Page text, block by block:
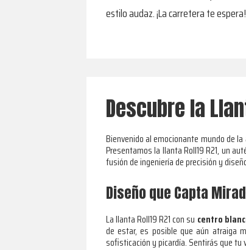
estilo audaz. ¡La carretera te espera!
Descubre la
Bienvenido al emocionante mundo de
Presentamos la llanta Roll19 R21, un
fusión de ingeniería de precisión y
Diseño que Capta
La llanta Roll19 R21 con su centro
de estar, es posible que aún atraiga
sofisticación y picardía. Sentirás que tu